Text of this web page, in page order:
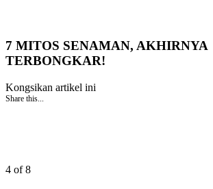
7 MITOS SENAMAN, AKHIRNYA
TERBONGKAR!
Kongsikan artikel ini
Share this...
4 of 8